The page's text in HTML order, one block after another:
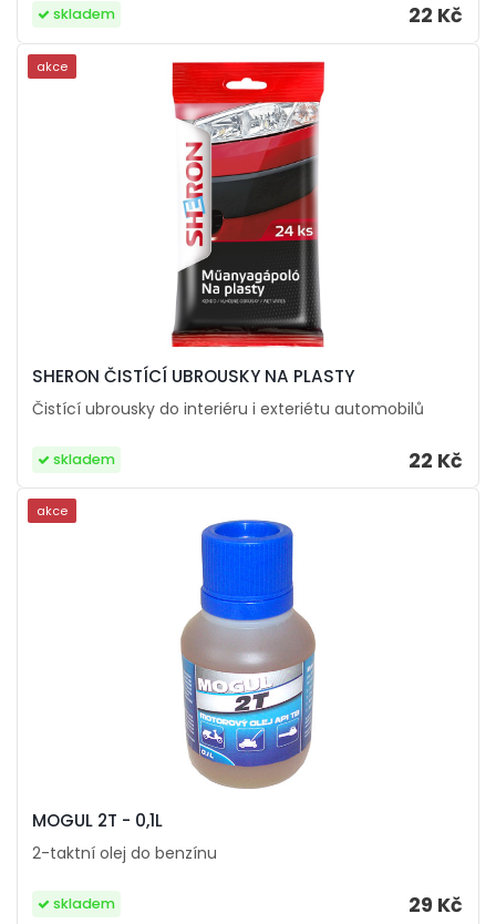
22 Kč
skladem
SHERON ČISTÍCÍ UBROUSKY NA PLASTY
Čistící ubrousky do interiéru i exteriétu automobilů
22 Kč
skladem
akce
MOGUL 2T - 0,1L
2-taktní olej do benzínu
29 Kč
skladem
akce